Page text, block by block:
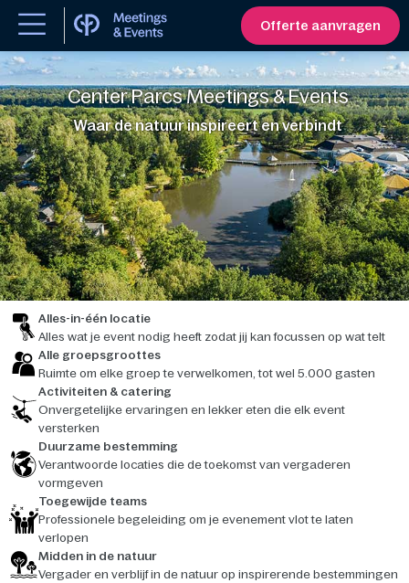
Offerte aanvragen
Center Parcs Meetings & Events
Waar de natuur inspireert en verbindt
Alles-in-één locatie
Alles wat je event nodig heeft zodat jij kan focussen op wat telt
Alle groepsgroottes
Ruimte om elke groep te verwelkomen, tot wel 5.000 gasten
Activiteiten & catering
Onvergetelijke ervaringen en lekker eten die elk event
versterken
Duurzame bestemming
Verantwoorde locaties die de toekomst van vergaderen
vormgeven
Toegewijde teams
Professionele begeleiding om je evenement vlot te laten
verlopen
Midden in de natuur
Vergader en verblijf in de natuur op inspirerende bestemmingen